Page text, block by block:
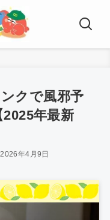
クで風邪予
2025年最新
2026年4月9日